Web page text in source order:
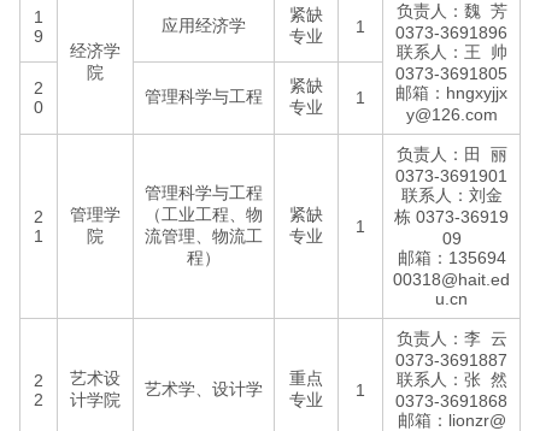
1
9
经济学
院
应用经济学
紧缺
专业
1
负责人：魏 芳
0373-3691896
联系人：王 帅
0373-3691805
邮箱：hngxyjjx
y@126.com
2
0
管理科学与工程
紧缺
专业
1
2
1
管理学
院
管理科学与工程
（工业工程、物
流管理、物流工
程）
紧缺
专业
1
负责人：田 丽
0373-3691901
联系人：刘金
栋 0373-36919
09
邮箱：135694
00318@hait.ed
u.cn
2
2
艺术设
计学院
艺术学、设计学
重点
专业
1
负责人：李 云
0373-3691887
联系人：张 然
0373-3691868
邮箱：lionzr@